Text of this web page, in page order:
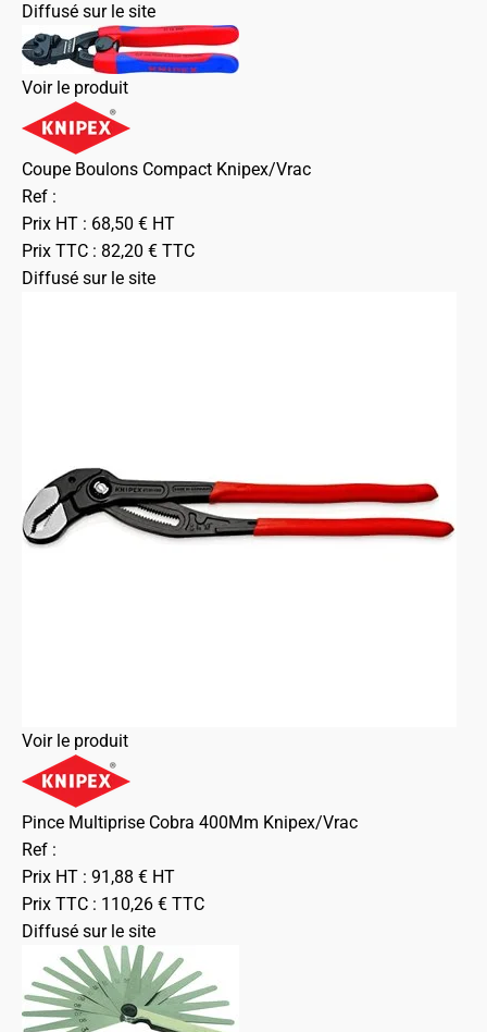
Diffusé sur le site
Voir le produit
Coupe Boulons Compact Knipex/Vrac
Ref :
Prix HT : 68,50 € HT
Prix TTC : 82,20 € TTC
Diffusé sur le site
Voir le produit
Pince Multiprise Cobra 400Mm Knipex/Vrac
Ref :
Prix HT : 91,88 € HT
Prix TTC : 110,26 € TTC
Diffusé sur le site